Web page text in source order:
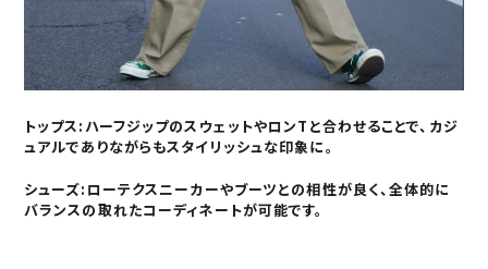
トップス:ハーフジップのスウェットやロンTと合わせることで、カジ
ュアルでありながらもスタイリッシュな印象に。
シューズ:ローテクスニーカーやブーツとの相性が良く、全体的に
バランスの取れたコーディネートが可能です。